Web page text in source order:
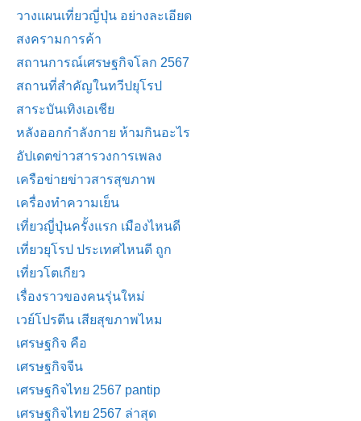
วางแผนเที่ยวญี่ปุ่น อย่างละเอียด
สงครามการค้า
สถานการณ์เศรษฐกิจโลก 2567
สถานที่สำคัญในทวีปยุโรป
สาระบันเทิงเอเชีย
หลังออกกําลังกาย ห้ามกินอะไร
อัปเดตข่าวสารวงการเพลง
เครือข่ายข่าวสารสุขภาพ
เครื่องทำความเย็น
เที่ยวญี่ปุ่นครั้งแรก เมืองไหนดี
เที่ยวยุโรป ประเทศไหนดี ถูก
เที่ยวโตเกียว
เรื่องราวของคนรุ่นใหม่
เวย์โปรตีน เสียสุขภาพไหม
เศรษฐกิจ คือ
เศรษฐกิจจีน
เศรษฐกิจไทย 2567 pantip
เศรษฐกิจไทย 2567 ล่าสุด